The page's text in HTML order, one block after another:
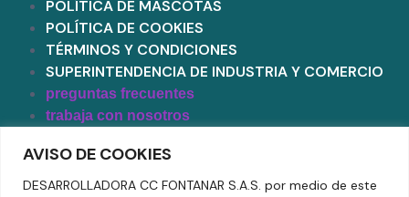
AVISO DE COOKIES
DESARROLLADORA CC FONTANAR S.A.S. por medio de este
POLÍTICA DE MASCOTAS
POLÍTICA DE COOKIES
TÉRMINOS Y CONDICIONES
SUPERINTENDENCIA DE INDUSTRIA Y COMERCIO
preguntas frecuentes
trabaja con nosotros
pqrs
política de tratamiento de datos personales